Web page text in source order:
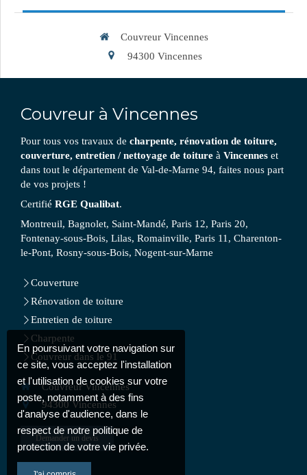
Couvreur Vincennes
94300 Vincennes
Couvreur à Vincennes
Pour tous vos travaux de charpente, rénovation de toiture,
couverture, entretien / nettoyage de toiture à Vincennes et
dans tout le département de Val-de-Marne 94, faites nous part
de vos projets !
Certifié RGE Qualibat.
Montreuil, Bagnolet, Saint-Mandé, Paris 12, Paris 20,
Fontenay-sous-Bois, Lilas, Romainville, Paris 11, Charenton-
le-Pont, Rosny-sous-Bois, Nogent-sur-Marne
Couverture
Rénovation de toiture
Entretien de toiture
Charpente
Couvreur dans le 91
Couvreur Vincennes
94300 Vincennes
Demander un devis
En poursuivant votre navigation sur
ce site, vous acceptez l'installation
et l'utilisation de cookies sur votre
poste, notamment à des fins
d'analyse d'audience, dans le
respect de notre politique de
protection de votre vie privée.